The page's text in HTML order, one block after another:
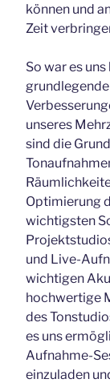
können und
Zeit
So war es
unseres
sind die
Optimierung
wichtigsten
und Live-
wichtigen
hochwertige
des
es uns
Aufnahme-
einzuladen